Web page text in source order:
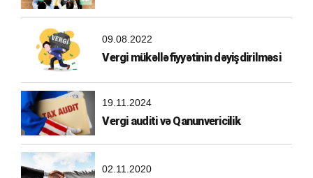
09.08.2022
Vergi mükəlləfiyyətinin dəyişdirilməsi
19.11.2024
Vergi auditi və Qanunvericilik
02.11.2020